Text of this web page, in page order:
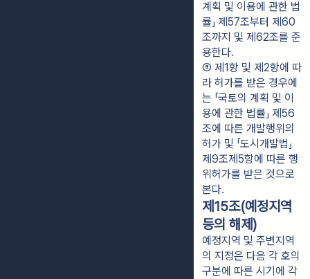
계획 및 이용에 관한 법
률」 제57조부터 제60
조까지 및 제62조를 준
용한다.
⑤ 제1항 및 제2항에 따
라 허가를 받은 경우에
는 「국토의 계획 및 이
용에 관한 법률」 제56
조에 따른 개발행위의
허가 및 「도시개발법」
제9조제5항에 따른 행
위허가를 받은 것으로
본다.
제15조(예정지역
등의 해제)
예정지역 및 주변지역
의 지정은 다음 각 호의
구분에 따른 시기에 각